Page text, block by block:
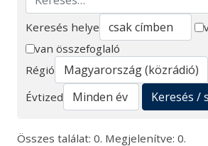
Keresés
Keresés helye
van összefoglaló
Régió
Évtized
Keresés /
Összes találat: 0. Megjelenítve: 0.